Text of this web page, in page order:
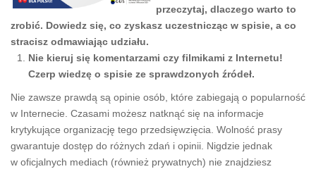
przeczytaj, dlaczego warto to
zrobić. Dowiedz się, co zyskasz uczestnicząc w spisie, a co
stracisz odmawiając udziału.
Nie kieruj się komentarzami czy filmikami z Internetu!
Czerp wiedzę o spisie ze sprawdzonych źródeł.
Nie zawsze prawdą są opinie osób, które zabiegają o popularność
w Internecie. Czasami możesz natknąć się na informacje
krytykujące organizację tego przedsięwzięcia. Wolność prasy
gwarantuje dostęp do różnych zdań i opinii. Nigdzie jednak
w oficjalnych mediach (również prywatnych) nie znajdziesz